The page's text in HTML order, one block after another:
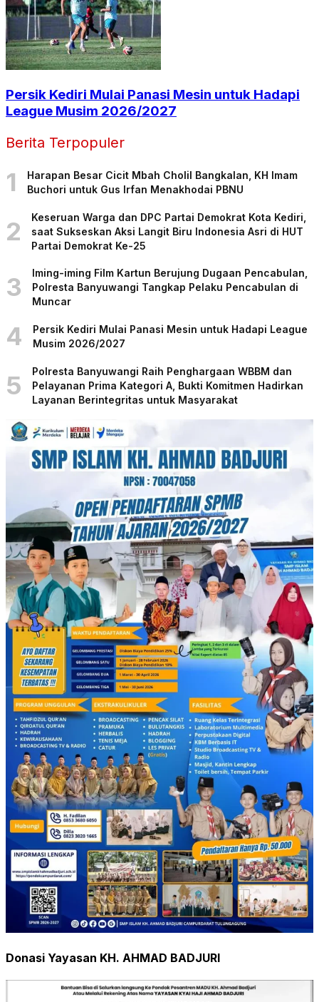
Persik Kediri Mulai Panasi Mesin untuk Hadapi
League Musim 2026/2027
Berita Terpopuler
1
Harapan Besar Cicit Mbah Cholil Bangkalan, KH Imam
Buchori untuk Gus Irfan Menakhodai PBNU
2
Keseruan Warga dan DPC Partai Demokrat Kota Kediri,
saat Sukseskan Aksi Langit Biru Indonesia Asri di HUT
Partai Demokrat Ke-25
3
Iming-iming Film Kartun Berujung Dugaan Pencabulan,
Polresta Banyuwangi Tangkap Pelaku Pencabulan di
Muncar
4
Persik Kediri Mulai Panasi Mesin untuk Hadapi League
Musim 2026/2027
5
Polresta Banyuwangi Raih Penghargaan WBBM dan
Pelayanan Prima Kategori A, Bukti Komitmen Hadirkan
Layanan Berintegritas untuk Masyarakat
Donasi Yayasan KH. AHMAD BADJURI